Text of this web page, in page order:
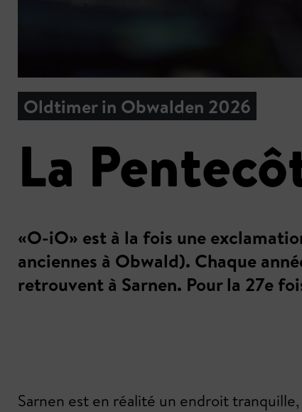
Oldtimer in Obwalden 2026
La
«O-iO» est à la fois une
anciennes à Obwald). Chaque
retrouvent à Sarnen. Pour la 27e
Sarnen est en réalité un endroit